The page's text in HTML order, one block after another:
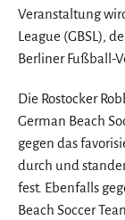
Veranstaltung
League (GBSL),
Berliner Fußball-
Die Rostocker
German Beach
gegen das
durch und
fest. Ebenfalls
Beach Soccer